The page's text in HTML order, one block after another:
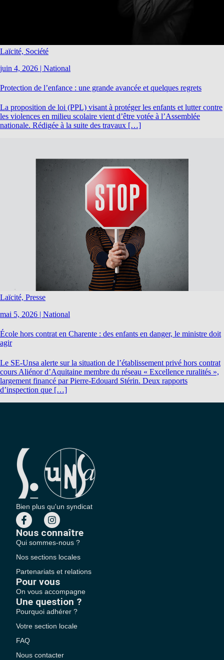
Laïcité, Société
juin 4, 2026 | National
Protection de l’enfance : une grande avancée et quelques regrets
La proposition de loi (PPL) visant à protéger les enfants et lutter contre
les violences en milieu scolaire vient d’être votée à l’Assemblée
nationale. Rédigée à la suite des travaux […]
Laïcité, Presse
mai 5, 2026 | National
École hors contrat en Charente : des enfants en danger, le ministre doit
agir
Le SE-Unsa alerte sur la situation de l’établissement privé hors contrat
cours Aliénor d’Aquitaine membre du réseau « Excellence ruralités »,
largement financé par Pierre-Edouard Stérin. Deux rapports
d’inspection que […]
Bien plus qu'un syndicat
Nous connaître
Qui sommes-nous ?
Nos sections locales
Partenariats et relations
Pour vous
On vous accompagne
Une question ?
Pourquoi adhérer ?
Votre section locale
FAQ
Nous contacter